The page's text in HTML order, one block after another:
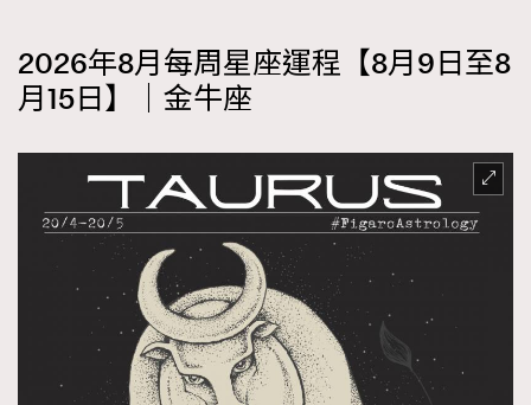
2026年8月每周星座運程【8月9日至8
月15日】｜金牛座